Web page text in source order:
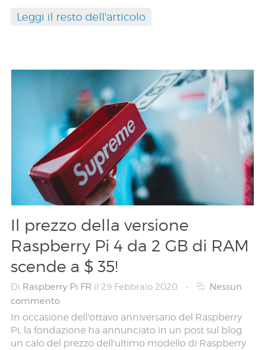
Leggi il resto dell'articolo
Il prezzo della versione
Raspberry Pi 4 da 2 GB di RAM
scende a $ 35!
Di Raspberry Pi FR il 29 Febbraio 2020 -
Nessun
commento
In occasione dell'ottavo anniversario del Raspberry
Pi, la fondazione ha annunciato in un post sul blog
un calo del prezzo dell'ultimo modello di Raspberry